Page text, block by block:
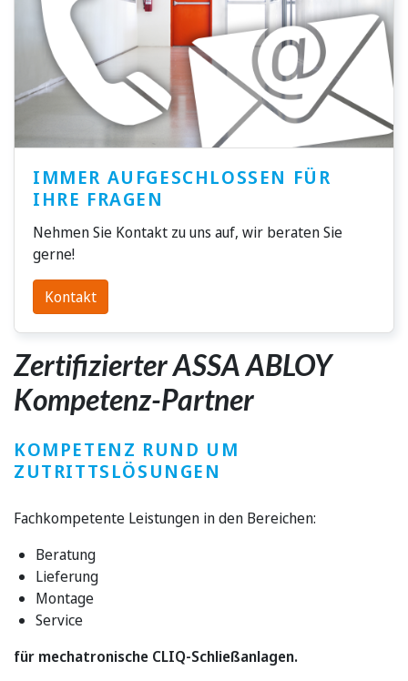
IMMER AUFGESCHLOSSEN FÜR
IHRE FRAGEN
Nehmen Sie Kontakt zu uns auf, wir beraten Sie
gerne!
Kontakt
Zertifizierter ASSA ABLOY
Kompetenz-Partner
KOMPETENZ RUND UM
ZUTRITTSLÖSUNGEN
Fachkompetente Leistungen in den Bereichen:
Beratung
Lieferung
Montage
Service
für mechatronische CLIQ-Schließanlagen.